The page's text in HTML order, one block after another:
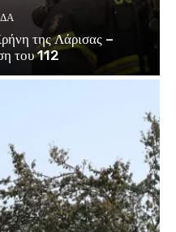
της Λάρισας –
του 112